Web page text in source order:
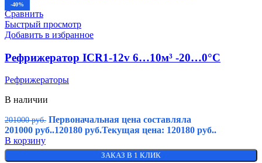
-40%
Сравнить
Быстрый просмотр
Добавить в избранное
Рефрижератор ICR1-12v 6…10м³ -20…0°C
Рефрижераторы
В наличии
201000руб. Первоначальная цена составляла
201000 руб..120180 руб.Текущая цена: 120180 руб..
В корзину
ЗАКАЗ В 1 КЛИК